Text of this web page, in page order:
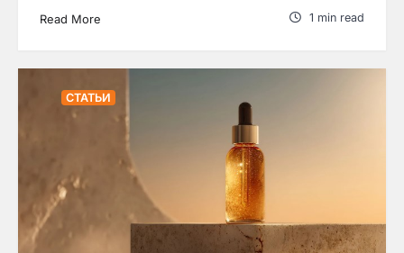
Read More 1 min read
СТАТЬИ